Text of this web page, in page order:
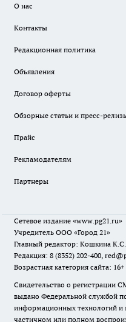
О нас
Контакты
Редакционная политика
Объявления
Договор оферты
Обзорные статьи и пресс-
Прайс
Рекламодателям
Партнеры
Сетевое издание «www.pg21.ru»
Учредитель ООО «Город 21»
Главный редактор: Кошкина К.С.
Редакция: 8 (8352) 202-400,
Возрастная категория сайта: 16+
Свидетельство о регистрации
выдано Федеральной службой
информационных технологий
частичном или полном